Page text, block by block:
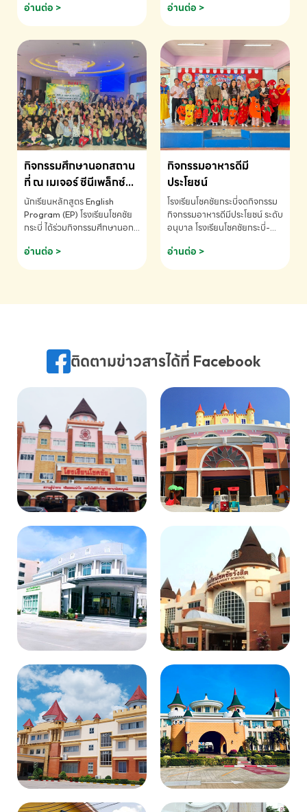
ข้อมูลเพิ่มเติม โทร. 075-691910
อ่านต่อ >
ด.ช.พัทธนันท์ พรหมพันธ์ ชั้น
อนุบาล EP K3 โรงเรียนโชคชัย
แข่งขันคณิตศาสตร์และคณิตคิด
เร็วนานาชาติ ครั้งที่ 46 ประจำปี
2569 ณ ประเทศสิงคโปร์
INTERNATIONAL
MATHEMATICS AND
MENTAL ARITHMETIC
COMPETITION 2026 - ถ้วย
รางวัลรองชนะเลิศอันดับที่ 2
Mental Arithmetic
Competition K2 - ถ้วยรางวัล
รองชนะเลิศอันดับที่ 2 Mental
K2(Grop) โรงเรียนโชคชัยกระบี่-
สอบถามข้อมูลเพิ่มเติม โทร.
075-691910
อ่านต่อ >
กิจกรรมศึกษานอกสถาน
ที่ ณ เมเจอร์ ซีนีเพล็กซ์
ระดับประถมศึกษา (EP.1-
6)
นักเรียนหลักสูตร English
Program (EP) โรงเรียนโชคชัย
กระบี่ ได้ร่วมกิจกรรมศึกษานอก
ชมภาพยนตร์ Toy Story 5
(Soundtrack)เพื่อเสริมทักษะ
ภาษา ผ่านประสบการณ์การเรียนรู้
075-691910
อ่านต่อ >
กิจกรรมอาหารดีมี
ประโยชน์
โรงเรียนโชคชัยกระบี่จดกิจกรรม
กิจกรรมอาหารดีมีประโยชน์ ระดับ
อนุบาล โรงเรียนโชคชัยกระบี่-
075-691910
อ่านต่อ >
ติดตามข่าวสารได้ที่ Facebook